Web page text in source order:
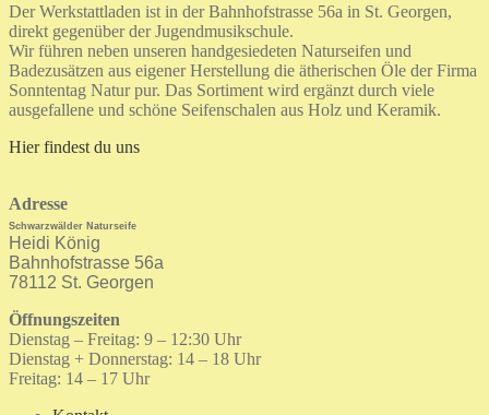
Der Werkstattladen ist in der Bahnhofstrasse 56a in St. Georgen,
direkt gegenüber der Jugendmusikschule.
Wir führen neben unseren handgesiedeten Naturseifen und
Badezusätzen aus eigener Herstellung die ätherischen Öle der Firma
Sonntentag Natur pur. Das Sortiment wird ergänzt durch viele
ausgefallene und schöne Seifenschalen aus Holz und Keramik.
Hier findest du uns
Adresse
Schwarzwälder Naturseife
Heidi König
Bahnhofstrasse 56a
78112 St. Georgen
Öffnungszeiten
Dienstag – Freitag: 9 – 12:30 Uhr
Dienstag + Donnerstag: 14 – 18 Uhr
Freitag: 14 – 17 Uhr